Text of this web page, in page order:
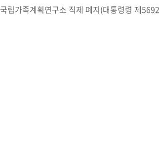
국립가족계획연구소 직제 폐지(대통령령 제